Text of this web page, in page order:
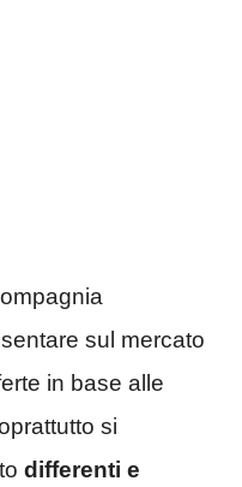
sul mercato
in base alle
si
differenti e